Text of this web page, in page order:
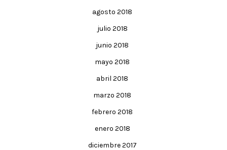
agosto 2018
julio 2018
junio 2018
mayo 2018
abril 2018
marzo 2018
febrero 2018
enero 2018
diciembre 2017